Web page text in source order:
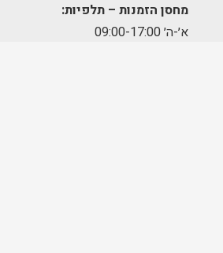
מחסן הזמנות – תלפיות:
א׳-ה׳ 09:00-17:00